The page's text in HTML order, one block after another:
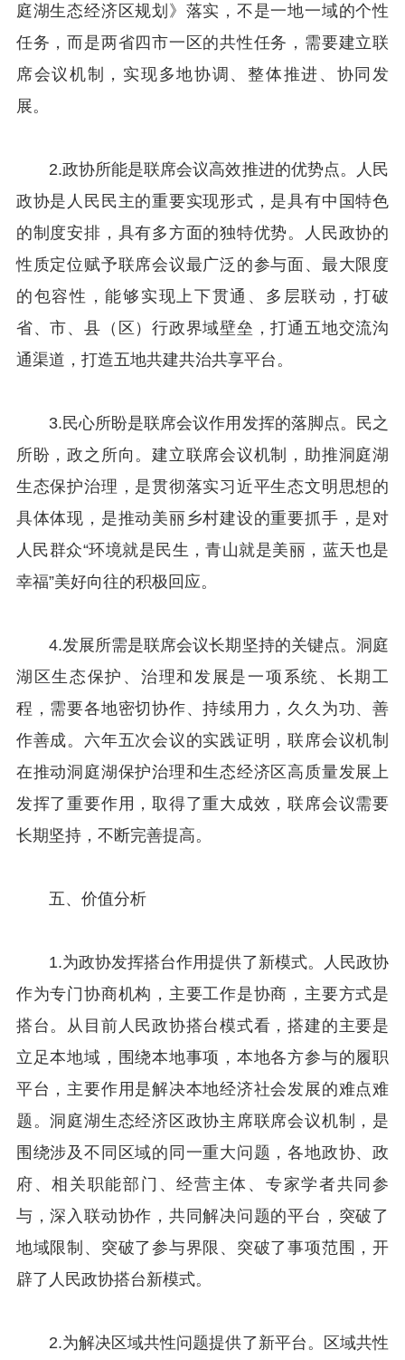
庭湖生态经济区规划》落实，不是一地一域的个性
任务，而是两省四市一区的共性任务，需要建立联
席会议机制，实现多地协调、整体推进、协同发
展。
2.政协所能是联席会议高效推进的优势点。人民
政协是人民民主的重要实现形式，是具有中国特色
的制度安排，具有多方面的独特优势。人民政协的
性质定位赋予联席会议最广泛的参与面、最大限度
的包容性，能够实现上下贯通、多层联动，打破
省、市、县（区）行政界域壁垒，打通五地交流沟
通渠道，打造五地共建共治共享平台。
3.民心所盼是联席会议作用发挥的落脚点。民之
所盼，政之所向。建立联席会议机制，助推洞庭湖
生态保护治理，是贯彻落实习近平生态文明思想的
具体体现，是推动美丽乡村建设的重要抓手，是对
人民群众“环境就是民生，青山就是美丽，蓝天也是
幸福”美好向往的积极回应。
4.发展所需是联席会议长期坚持的关键点。洞庭
湖区生态保护、治理和发展是一项系统、长期工
程，需要各地密切协作、持续用力，久久为功、善
作善成。六年五次会议的实践证明，联席会议机制
在推动洞庭湖保护治理和生态经济区高质量发展上
发挥了重要作用，取得了重大成效，联席会议需要
长期坚持，不断完善提高。
五、价值分析
1.为政协发挥搭台作用提供了新模式。人民政协
作为专门协商机构，主要工作是协商，主要方式是
搭台。从目前人民政协搭台模式看，搭建的主要是
立足本地域，围绕本地事项，本地各方参与的履职
平台，主要作用是解决本地经济社会发展的难点难
题。洞庭湖生态经济区政协主席联席会议机制，是
围绕涉及不同区域的同一重大问题，各地政协、政
府、相关职能部门、经营主体、专家学者共同参
与，深入联动协作，共同解决问题的平台，突破了
地域限制、突破了参与界限、突破了事项范围，开
辟了人民政协搭台新模式。
2.为解决区域共性问题提供了新平台。区域共性